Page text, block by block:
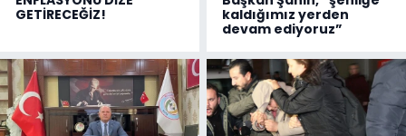
GETİRECEĞİZ!
kaldığımız yerden
devam ediyoruz”